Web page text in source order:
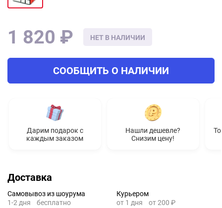
НЕТ В НАЛИЧИИ
1 820 ₽
СООБЩИТЬ О НАЛИЧИИ
Дарим подарок с
каждым заказом
Нашли дешевле?
Снизим цену!
Доставка
Самовывоз из шоурума
1-2 дня
бесплатно
Курьером
от 1 дня
от 200 ₽